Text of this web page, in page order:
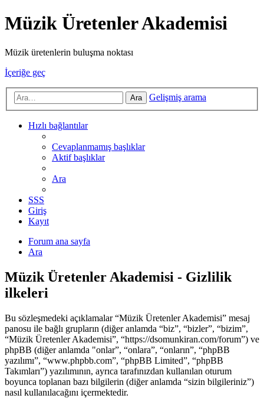
Müzik Üretenler Akademisi
Müzik üretenlerin buluşma noktası
İçeriğe geç
Ara Gelişmiş arama
Hızlı bağlantılar
Cevaplanmamış başlıklar
Aktif başlıklar
Ara
SSS
Giriş
Kayıt
Forum ana sayfa
Ara
Müzik Üretenler Akademisi - Gizlilik
ilkeleri
Bu sözleşmedeki açıklamalar “Müzik Üretenler Akademisi” mesaj
panosu ile bağlı grupların (diğer anlamda “biz”, “bizler”, “bizim”,
“Müzik Üretenler Akademisi”, “https://dsomunkiran.com/forum”) ve
phpBB (diğer anlamda "onlar”, “onlara”, “onların”, “phpBB
yazılımı”, “www.phpbb.com”, “phpBB Limited”, “phpBB
Takımları”) yazılımının, ayrıca tarafınızdan kullanılan oturum
boyunca toplanan bazı bilgilerin (diğer anlamda “sizin bilgileriniz”)
nasıl kullanılacağını içermektedir.